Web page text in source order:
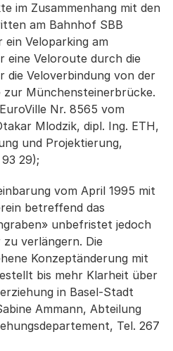
im Zusammenhang mit den
am Bahnhof SBB
Veloparking am
eine Veloroute durch die
die Veloverbindung von der
Münchensteinerbrücke.
Nr. 8565 vom
Mlodzik, dipl. Ing. ETH,
und Projektierung,
29);
vom April 1995 mit
betreffend das
unbefristet jedoch
verlängern. Die
Konzeptänderung mit
bis mehr Klarheit über
in Basel-Stadt
Ammann, Abteilung
Tel. 267